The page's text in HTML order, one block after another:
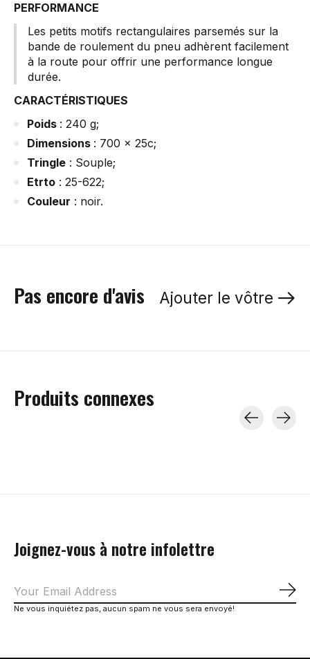
PERFORMANCE
Les petits motifs rectangulaires parsemés sur la
bande de roulement du pneu adhèrent facilement
à la route pour offrir une performance longue
durée.
CARACTÉRISTIQUES
Poids : 240 g;
Dimensions : 700 x 25c;
Tringle : Souple;
Etrto : 25-622;
Couleur : noir.
Pas encore d'avis Ajouter le vôtre
Produits connexes
Joignez-vous à notre infolettre
Ne vous inquiétez pas, aucun spam ne vous sera envoyé!